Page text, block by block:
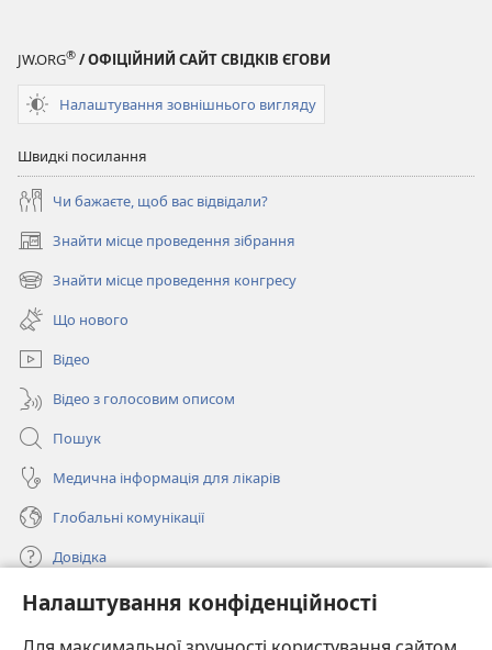
Налаштування конфіденційності
JW.ORG® / ОФІЦІЙНИЙ САЙТ СВІДКІВ ЄГОВИ
Налаштування зовнішнього вигляду
Швидкі посилання
Чи бажаєте, щоб вас відвідали?
Знайти місце проведення зібрання
(відкривається
у
новому
вікні)
Знайти місце проведення конгресу
(відкривається
новому
вікні)
Що нового
Відео
Відео з голосовим описом
Пошук
Медична інформація для лікарів
Глобальні комунікації
Довідка
Пожертви
(відкривається
у